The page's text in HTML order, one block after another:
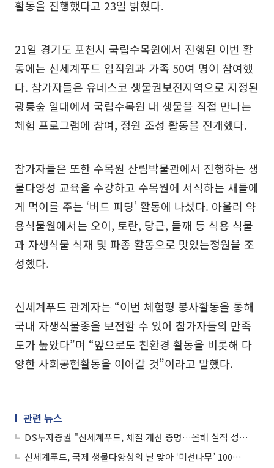
활동을 진행했다고 23일 밝혔다.
21일 경기도 포천시 국립수목원에서 진행된 이번 활
동에는 신세계푸드 임직원과 가족 50여 명이 참여했
다. 참가자들은 유네스코 생물권보전지역으로 지정된
광릉숲 일대에서 국립수목원 내 생물을 직접 만나는
체험 프로그램에 참여, 정원 조성 활동을 전개했다.
참가자들은 또한 수목원 산림박물관에서 진행하는 생
물다양성 교육을 수강하고 수목원에 서식하는 새들에
게 먹이를 주는 ‘버드 피딩’ 활동에 나섰다. 아울러 약
용식물원에서는 오이, 토란, 당근, 들깨 등 식용 식물
과 자생식물 식재 및 파종 활동으로 맛있는정원을 조
성했다.
신세계푸드 관계자는 “이번 체험형 봉사활동을 통해
국내 자생식물종을 보전할 수 있어 참가자들의 만족
도가 높았다”며 “앞으로도 친환경 활동을 비롯해 다
양한 사회공헌활동을 이어갈 것”이라고 말했다.
관련 뉴스
DS투자증권 "신세계푸드, 체질 개선 증명…올해 실적 성장 지속될 것"
신세계푸드, 국제 생물다양성의 날 맞아 ‘미선나무’ 100그루 식재